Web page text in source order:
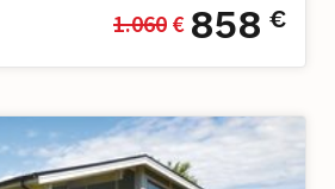
1.060 € 858 €